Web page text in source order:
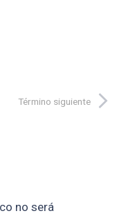
Término siguiente
no será